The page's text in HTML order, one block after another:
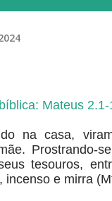
Mateus 2.1-
na casa,
Prostrando-
tesouros,
incenso e mirra